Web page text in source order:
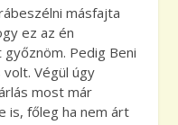
másfajta
ez az én
Pedig Beni
Végül úgy
most már
is, főleg ha nem árt